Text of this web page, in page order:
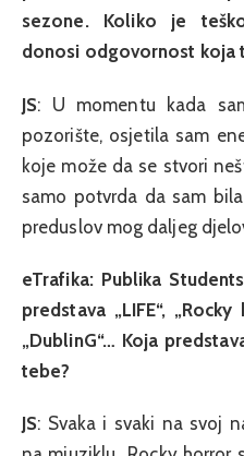
sezone. Koliko je
donosi odgovornost koja
JS: U momentu kada
pozorište, osjetila sam
koje može da se stvori
samo potvrda da sam
preduslov mog daljeg
eTrafika: Publika
predstava „LIFE“,
„DublinG“… Koja
tebe?
JS: Svaka i svaki na svoj